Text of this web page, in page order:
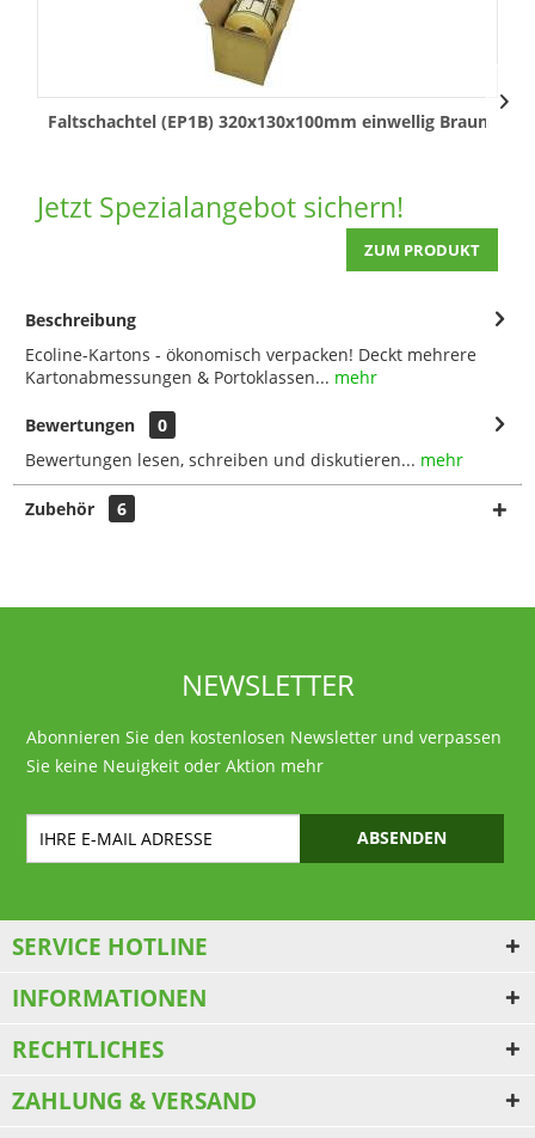
Faltschachtel (EP1B) 320x130x100mm einwellig Braun
Jetzt Spezialangebot sichern!
ZUM PRODUKT
Beschreibung
Ecoline-Kartons - ökonomisch verpacken! Deckt mehrere
Kartonabmessungen & Portoklassen... mehr
Bewertungen
0
Bewertungen lesen, schreiben und diskutieren... mehr
Zubehör 6
NEWSLETTER
Abonnieren Sie den kostenlosen Newsletter und verpassen
Sie keine Neuigkeit oder Aktion mehr
ABSENDEN
SERVICE HOTLINE
INFORMATIONEN
RECHTLICHES
ZAHLUNG & VERSAND